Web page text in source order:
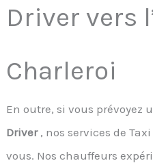
Driver vers
Charleroi
En outre, si vous prévoyez
Driver, nos services de
vous. Nos chauffeurs